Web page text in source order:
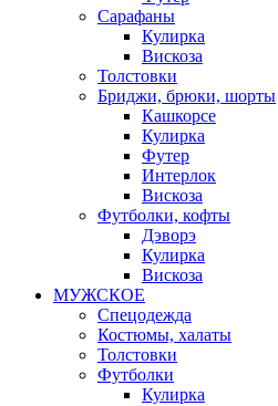
Сарафаны
Кулирка
Вискоза
Толстовки
Бриджи, брюки, шорты
Кашкорсе
Кулирка
Футер
Интерлок
Вискоза
Футболки, кофты
Дэворэ
Кулирка
Вискоза
МУЖСКОЕ
Спецодежда
Костюмы, халаты
Толстовки
Футболки
Кулирка